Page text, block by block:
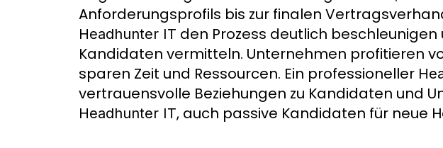
Anforderungsprofils bis zur finalen
Headhunter IT den Prozess deutlich
Kandidaten vermitteln. Unternehmen profitieren
sparen Zeit und Ressourcen. Ein professioneller
vertrauensvolle Beziehungen zu Kandidaten und
Headhunter IT, auch passive Kandidaten für neue